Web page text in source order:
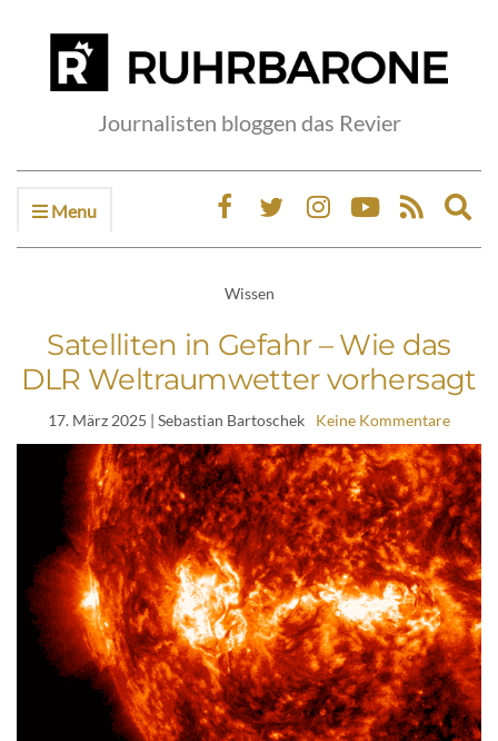
Journalisten bloggen das Revier
Menu
Wissen
Satelliten in Gefahr – Wie das
DLR Weltraumwetter vorhersagt
17. März 2025 | Sebastian Bartoschek Keine Kommentare